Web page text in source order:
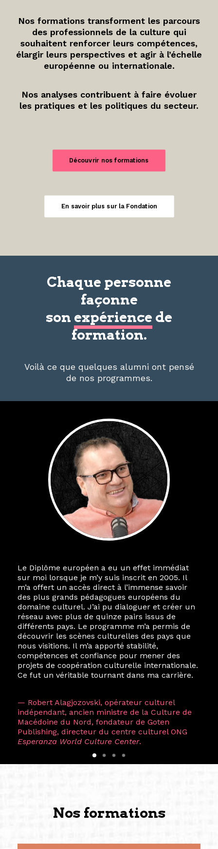
Nos formations transforment les parcours
des professionnels de la culture qui
souhaitent renforcer leurs compétences,
élargir leurs perspectives et agir à l’échelle
européenne ou internationale.
Nos analyses contribuent à faire évoluer
les pratiques et les politiques du secteur.
Découvrir nos formations
En savoir plus sur la Fondation
Chaque personne
façonne
son expérience de
formation.
Voilà ce que quelques alumni ont pensé
de nos programmes.
Le Diplôme européen a eu un effet immédiat
sur moi lorsque je m’y suis inscrit en 2005. Il
m’a offert un accès direct à l’immense savoir
des plus grands pédagogues européens du
domaine culturel. J’ai pu dialoguer et créer un
réseau avec plus de quinze pairs issus de
différents pays. Le programme m’a permis de
découvrir les scènes culturelles des pays que
nous visitions. Il m’a apporté stabilité,
compétences et confiance pour mener des
projets de coopération culturelle internationale.
Ce fut un véritable tournant dans ma carrière.
— Robert Alagjozovski, opérateur culturel
indépendant, ancien ministre de la Culture de
Macédoine du Nord, fondateur de Goten
Publishing, directeur du centre culturel ONG
Esperanza World Culture Center.
Nos formations